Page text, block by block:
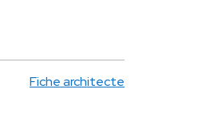
Fiche architecte